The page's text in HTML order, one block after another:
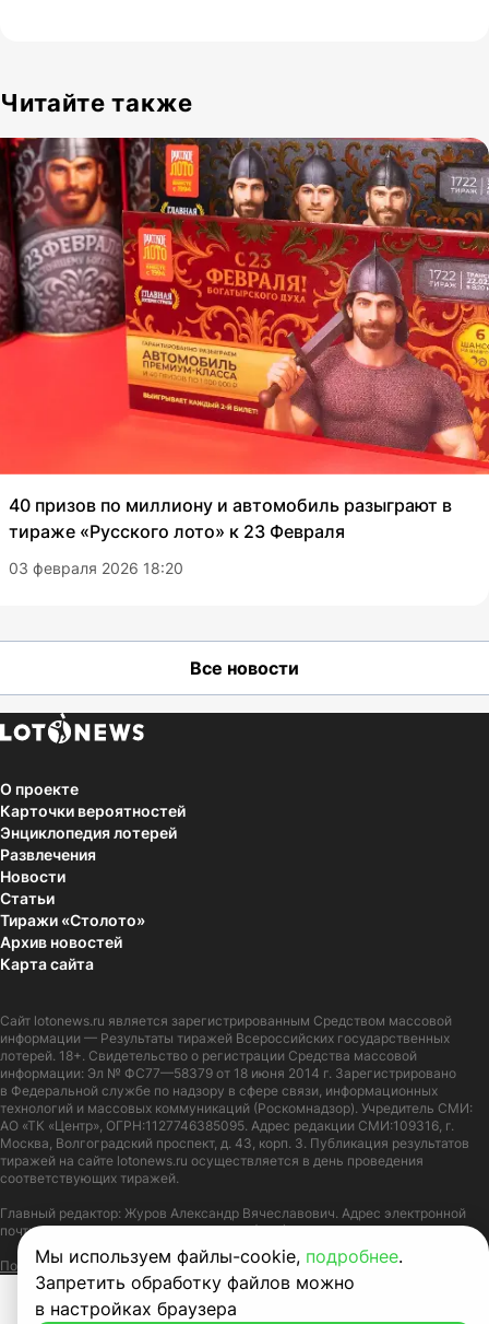
Читайте также
40 призов по миллиону и автомобиль разыграют в
тираже «Русского лото» к 23 Февраля
03 февраля 2026 18:20
Все новости
Мы используем файлы-cookie, подробнее.
Запретить обработку файлов можно
в настройках браузера
О проекте
Карточки вероятностей
Энциклопедия лотерей
Развлечения
Новости
Статьи
Тиражи «Столото»
Архив новостей
Карта сайта
Сайт lotonews.ru является зарегистрированным Средством массовой
информации — Результаты тиражей Всероссийских государственных
лотерей. 18+. Свидетельство о регистрации Средства массовой
информации: Эл № ФС77—58379 от 18 июня 2014 г. Зарегистрировано
в Федеральной службе по надзору в сфере связи, информационных
технологий и массовых коммуникаций (Роскомнадзор). Учредитель СМИ:
АО «ТК «Центр», ОГРН:1127746385095. Адрес редакции СМИ:109316, г.
Москва, Волгоградский проспект, д. 43, корп. 3. Публикация результатов
тиражей на сайте lotonews.ru осуществляется в день проведения
соответствующих тиражей.
Главный редактор: Журов Александр Вячеславович. Адрес электронной
почты:lotonews@stoloto.ru.Телефон:+7(900)5550055
Политика в отношении обработки персональных данныхПравила Cookie